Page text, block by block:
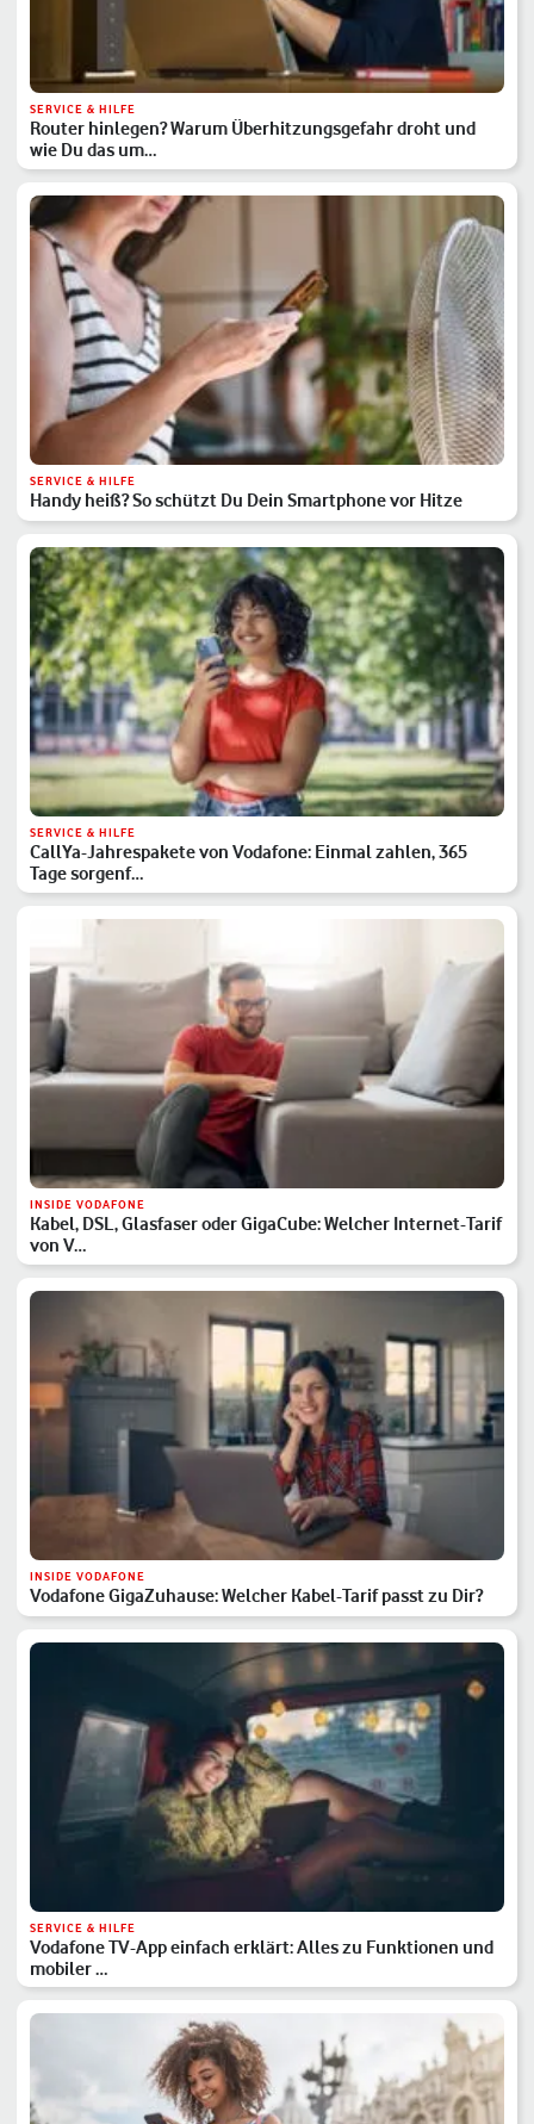
SERVICE & HILFE
Router hinlegen? Warum Überhitzungsgefahr droht und
wie Du das um…
SERVICE & HILFE
Handy heiß? So schützt Du Dein Smartphone vor Hitze
SERVICE & HILFE
CallYa-Jahrespakete von Vodafone: Einmal zahlen, 365
Tage sorgenf…
INSIDE VODAFONE
Kabel, DSL, Glasfaser oder GigaCube: Welcher Internet-Tarif
von V…
INSIDE VODAFONE
Vodafone GigaZuhause: Welcher Kabel-Tarif passt zu Dir?
SERVICE & HILFE
Vodafone TV-App einfach erklärt: Alles zu Funktionen und
mobiler …